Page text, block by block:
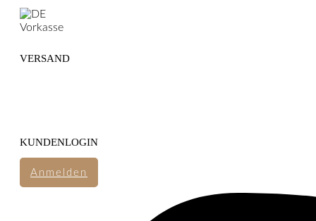
VERSAND
KUNDENLOGIN
Anmelden
FOLGE UNS